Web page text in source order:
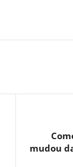
mudou